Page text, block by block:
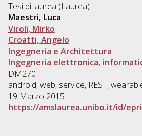
Tesi di laurea (Laurea)
Maestri, Luca
Viroli, Mirko
Croatti, Angelo
Ingegneria e Architettura
Ingegneria elettronica,
DM270
android, web, service, REST,
19 Marzo 2015
https://amslaurea.unibo.it/id/